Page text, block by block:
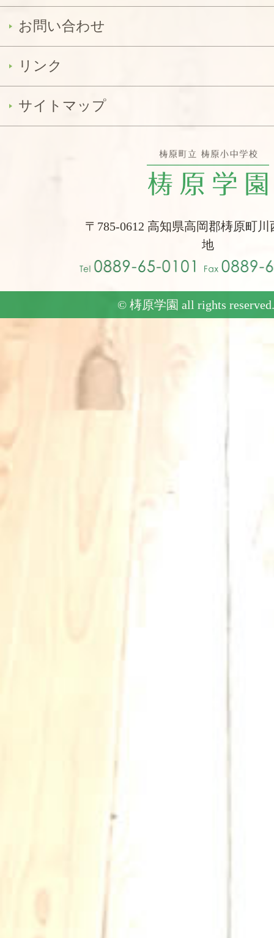
お問い合わせ
リンク
サイトマップ
〒785-0612 高知県高岡郡梼原町川
地
© 梼原学園 all rights reserved.